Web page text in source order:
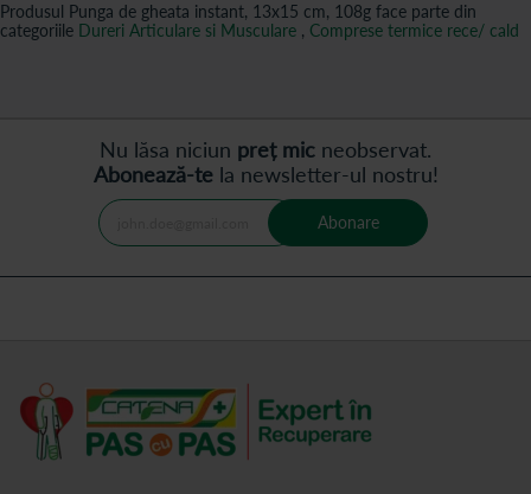
Produsul Punga de gheata instant, 13x15 cm, 108g face parte din
categoriile Dureri Articulare si Musculare , Comprese termice rece/ cald
Nu lăsa niciun preț mic neobservat.
Abonează-tela newsletter-ul nostru!
Abonare